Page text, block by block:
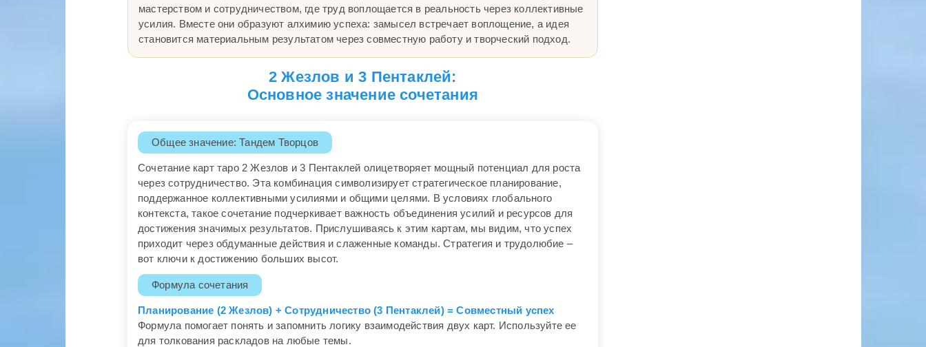
мастерством и сотрудничеством, где труд воплощается в реальность через коллективные
усилия. Вместе они образуют алхимию успеха: замысел встречает воплощение, а идея
становится материальным результатом через совместную работу и творческий подход.
2 Жезлов и 3 Пентаклей:
Основное значение сочетания
Общее значение: Тандем Творцов
Сочетание карт таро 2 Жезлов и 3 Пентаклей олицетворяет мощный потенциал для роста
через сотрудничество. Эта комбинация символизирует стратегическое планирование,
поддержанное коллективными усилиями и общими целями. В условиях глобального
контекста, такое сочетание подчеркивает важность объединения усилий и ресурсов для
достижения значимых результатов. Прислушиваясь к этим картам, мы видим, что успех
приходит через обдуманные действия и слаженные команды. Стратегия и трудолюбие –
вот ключи к достижению больших высот.
Формула сочетания
Планирование (2 Жезлов) + Сотрудничество (3 Пентаклей) = Совместный успех
Формула помогает понять и запомнить логику взаимодействия двух карт. Используйте ее
для толкования раскладов на любые темы.